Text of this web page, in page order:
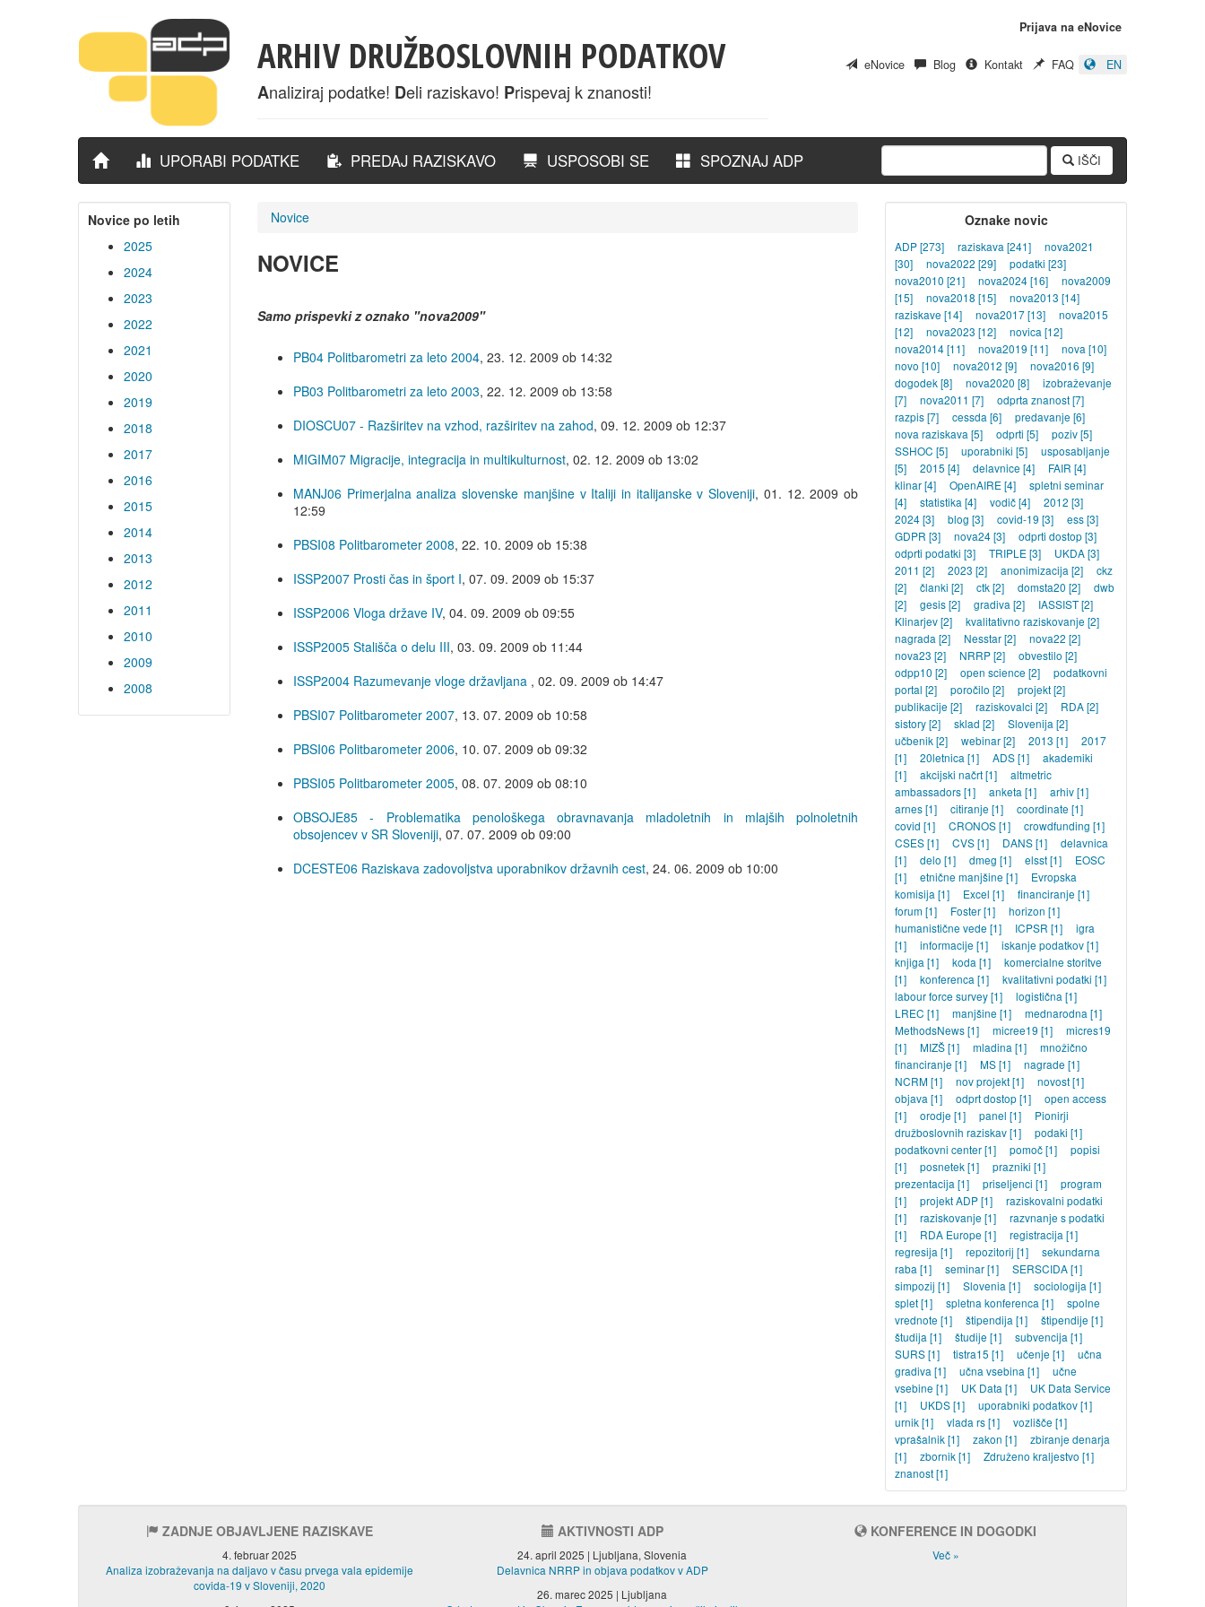
ARHIV DRUŽBOSLOVNIH PODATKOV
Analiziraj podatke! Deli raziskavo! Prispevaj k znanosti!
Prijava na eNovice
eNovice Blog Kontakt FAQ EN
UPORABI PODATKE PREDAJ RAZISKAVO USPOSOBI SE SPOZNAJ ADP IŠČI
Novice po letih
2025
2024
2023
2022
2021
2020
2019
2018
2017
2016
2015
2014
2013
2012
2011
2010
2009
2008
Novice
NOVICE
Samo prispevki z oznako "nova2009"
PB04 Politbarometri za leto 2004, 23. 12. 2009 ob 14:32
PB03 Politbarometri za leto 2003, 22. 12. 2009 ob 13:58
DIOSCU07 - Razširitev na vzhod, razširitev na zahod, 09. 12. 2009 ob 12:37
MIGIM07 Migracije, integracija in multikulturnost, 02. 12. 2009 ob 13:02
MANJ06 Primerjalna analiza slovenske manjšine v Italiji in italijanske v Sloveniji, 01. 12. 2009 ob
12:59
PBSI08 Politbarometer 2008, 22. 10. 2009 ob 15:38
ISSP2007 Prosti čas in šport I, 07. 09. 2009 ob 15:37
ISSP2006 Vloga države IV, 04. 09. 2009 ob 09:55
ISSP2005 Stališča o delu III, 03. 09. 2009 ob 11:44
ISSP2004 Razumevanje vloge državljana , 02. 09. 2009 ob 14:47
PBSI07 Politbarometer 2007, 13. 07. 2009 ob 10:58
PBSI06 Politbarometer 2006, 10. 07. 2009 ob 09:32
PBSI05 Politbarometer 2005, 08. 07. 2009 ob 08:10
OBSOJE85 - Problematika penološkega obravnavanja mladoletnih in mlajših polnoletnih
obsojencev v SR Sloveniji, 07. 07. 2009 ob 09:00
DCESTE06 Raziskava zadovoljstva uporabnikov državnih cest, 24. 06. 2009 ob 10:00
Oznake novic
ADP[273] raziskava [241]
nova2021
[30]
nova2022 [29] podatki [23]
nova2010 [21] nova2024[16]
nova2009
[15]
nova2018 [15] nova2013 [14]
raziskave [14] nova2017[13]
nova2015
[12]
nova2023 [12] novica [12]
nova2014[11] nova2019 [11] nova [10]
novo [10] nova2012 [9] nova2016 [9]
dogodek[8] nova2020 [8]
izobraževanje
[7]
nova2011 [7] odprta znanost[7]
razpis[7] cessda [6] predavanje [6]
nova raziskava [5] odprti [5] poziv[5]
SSHOC [5] uporabniki [5]
usposabljanje
[5]
2015 [4] delavnice [4] FAIR [4]
klinar[4] OpenAIRE [4]
spletni seminar
[4]
statistika [4] vodič[4] 2012 [3]
2024[3] blog [3] covid-19 [3] ess[3]
GDPR [3] nova24[3] odprti dostop[3]
odprti podatki [3] TRIPLE [3] UKDA[3]
2011 [2] 2023 [2] anonimizacija [2]
ckz
[2]
članki [2] ctk[2] domsta20 [2]
dwb
[2]
gesis[2] gradiva [2] IASSIST[2]
Klinarjev[2] kvalitativno raziskovanje [2]
nagrada [2] Nesstar[2] nova22 [2]
nova23 [2] NRRP[2] obvestilo [2]
odpp10 [2] open science [2]
podatkovni
portal [2] poročilo [2] projekt[2]
publikacije [2] raziskovalci [2] RDA[2]
sistory[2] sklad [2] Slovenija [2]
učbenik[2] webinar[2] 2013 [1]
2017
[1]
20letnica [1] ADS[1]
akademiki
[1]
akcijski načrt[1]
altmetric
ambassadors[1] anketa [1] arhiv[1]
arnes[1] citiranje [1] coordinate [1]
covid [1] CRONOS[1] crowdfunding [1]
CSES[1] CVS[1] DANS[1]
delavnica
[1]
delo [1] dmeg [1] elsst[1]
EOSC
[1]
etnične manjšine [1]
Evropska
komisija [1] Excel [1] financiranje [1]
forum [1] Foster[1] horizon [1]
humanistične vede [1] ICPSR [1]
igra
[1]
informacije [1] iskanje podatkov[1]
knjiga [1] koda [1]
komercialne storitve
[1]
konferenca [1] kvalitativni podatki [1]
labour force survey[1] logistična [1]
LREC [1] manjšine [1] mednarodna [1]
MethodsNews[1] micree19 [1]
micres19
[1]
MIZŠ[1] mladina [1]
množično
financiranje [1] MS[1] nagrade [1]
NCRM [1] nov projekt[1] novost[1]
objava [1] odprt dostop[1]
open access
[1]
orodje [1] panel [1]
Pionirji
družboslovnih raziskav[1] podaki [1]
podatkovni center[1] pomoč[1]
popisi
[1]
posnetek[1] prazniki [1]
prezentacija [1] priseljenci [1]
program
[1]
projekt ADP[1]
raziskovalni podatki
[1]
raziskovanje [1]
razvnanje s podatki
[1]
RDA Europe [1] registracija [1]
regresija [1] repozitorij [1]
sekundarna
raba [1] seminar[1] SERSCIDA[1]
simpozij [1] Slovenia [1] sociologija [1]
splet[1] spletna konferenca [1]
spolne
vrednote [1] štipendija [1] štipendije [1]
študija [1] študije [1] subvencija [1]
SURS[1] tistra15 [1] učenje [1]
učna
gradiva [1] učna vsebina [1]
učne
vsebine [1] UK Data [1]
UK Data Service
[1]
UKDS[1] uporabniki podatkov[1]
urnik[1] vlada rs[1] vozlišče [1]
vprašalnik[1] zakon [1]
zbiranje denarja
[1]
zbornik[1] Združeno kraljestvo [1]
znanost[1]
ZADNJE OBJAVLJENE RAZISKAVE
4. februar 2025
Analiza izobraževanja na daljavo v času prvega vala epidemije
covida-19 v Sloveniji, 2020
AKTIVNOSTI ADP
24. april 2025 | Ljubljana, Slovenia
Delavnica NRRP in objava podatkov v ADP
26. marec 2025 | Ljubljana
KONFERENCE IN DOGODKI
Več »